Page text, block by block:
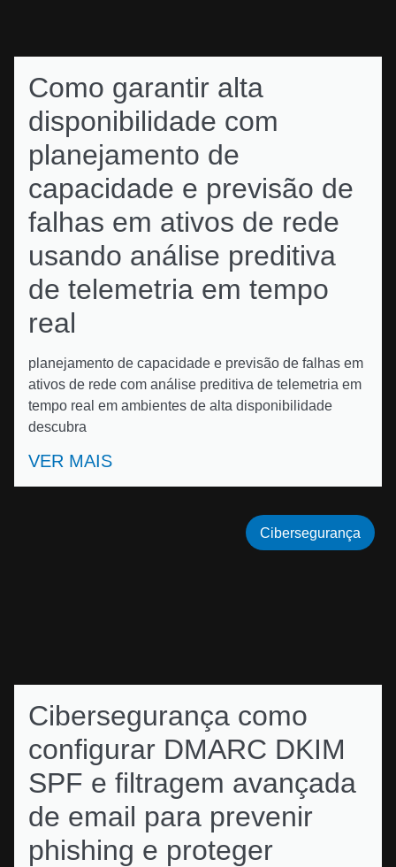
Como garantir alta
disponibilidade com
planejamento de
capacidade e previsão de
falhas em ativos de rede
usando análise preditiva
de telemetria em tempo
real
planejamento de capacidade e previsão de falhas em
ativos de rede com análise preditiva de telemetria em
tempo real em ambientes de alta disponibilidade
descubra
VER MAIS
Cibersegurança como
configurar DMARC DKIM
SPF e filtragem avançada
de email para prevenir
phishing e proteger
Cibersegurança